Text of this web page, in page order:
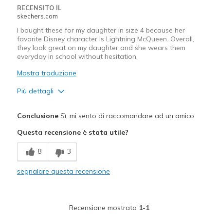
RECENSITO IL
skechers.com
I bought these for my daughter in size 4 because her
favorite Disney character is Lightning McQueen. Overall,
they look great on my daughter and she wears them
everyday in school without hesitation.
Mostra traduzione
Più dettagli
They look great on my daughter
Width
Sizing
Feels true to size
ConclusioneSì, mi sento di raccomandare ad un amico
Questa recensione è stata utile?
8 3
segnalare questa recensione
Recensione mostrata 1-1